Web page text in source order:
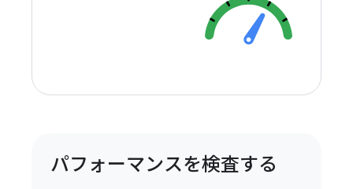
パフォーマンスを検査する